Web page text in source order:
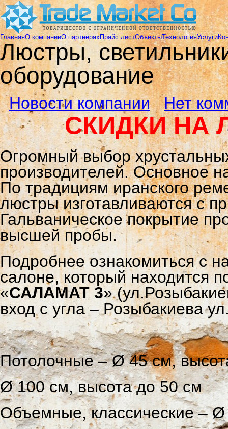
ГлавнаяО компанииО партнёрахПрайс листОбъектыТехнологияУслуги
Люстры,
оборудование
Новости компании Нет
СКИДКИ НА
Огромный выбор
производителей. Основное
По традициям иранского
люстры изготавливаются с
Гальваническое покрытие
высшей пробы.
Подробнее ознакомиться с
салоне, который находится
«САЛАМАТ 3»
вход с угла – Розыбакиева
Потолочные – Ø 45 см,
Ø 100 см, высота до 50 см
Объемные, классические –